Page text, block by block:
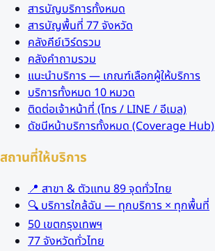
สารบัญบริการทั้งหมด
สารบัญพื้นที่ 77 จังหวัด
คลังคีย์เวิร์ดรวม
คลังคำถามรวม
แนะนำบริการ — เกณฑ์เลือกผู้ให้บริการ
บริการทั้งหมด 10 หมวด
ติดต่อเจ้าหน้าที่ (โทร / LINE / อีเมล)
ดัชนีหน้าบริการทั้งหมด (Coverage Hub)
สถานที่ให้บริการ
📍 สาขา & ตัวแทน 89 จุดทั่วไทย
🔍 บริการใกล้ฉัน — ทุกบริการ × ทุกพื้นที่
50 เขตกรุงเทพฯ
77 จังหวัดทั่วไทย